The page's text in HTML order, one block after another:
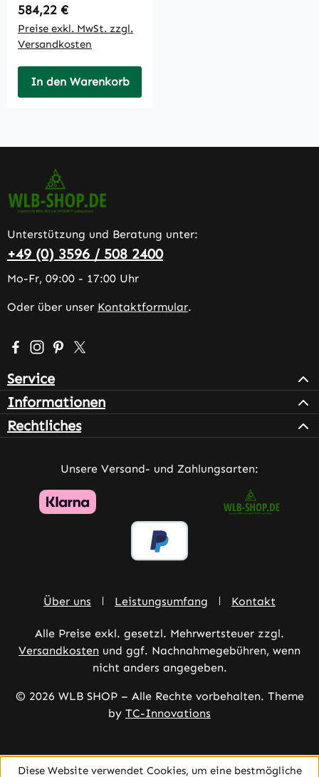
Regulärer Preis:
584,22 €
Preise exkl. MwSt. zzgl.
Versandkosten
In den Warenkorb
Unterstützung und Beratung unter:
+49 (0) 3596 / 508 2400
Mo-Fr, 09:00 - 17:00 Uhr
Oder über unser Kontaktformular.
Besuche uns auf Facebook – öffnet in neuem Tab
Schau auf Instagram vorbei – öffnet in neuem Tab
Lass dich auf Pinterest inspirieren – öffnet in
Folge uns auf X – öffnet in neuem Tab
Service
Informationen
Rechtliches
Unsere Versand- und Zahlungsarten:
Über uns Leistungsumfang Kontakt
Alle Preise exkl. gesetzl. Mehrwertsteuer zzgl.
Versandkosten und ggf. Nachnahmegebühren, wenn
nicht anders angegeben.
© 2026 WLB SHOP – Alle Rechte vorbehalten. Theme
by TC-Innovations
Diese Website verwendet Cookies, um eine bestmögliche